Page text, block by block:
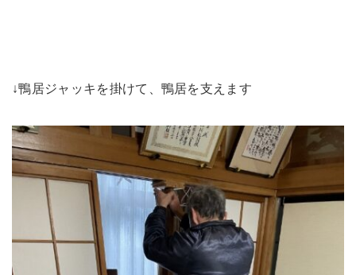
↓鴨居ジャッキを掛けて、鴨居を支えます